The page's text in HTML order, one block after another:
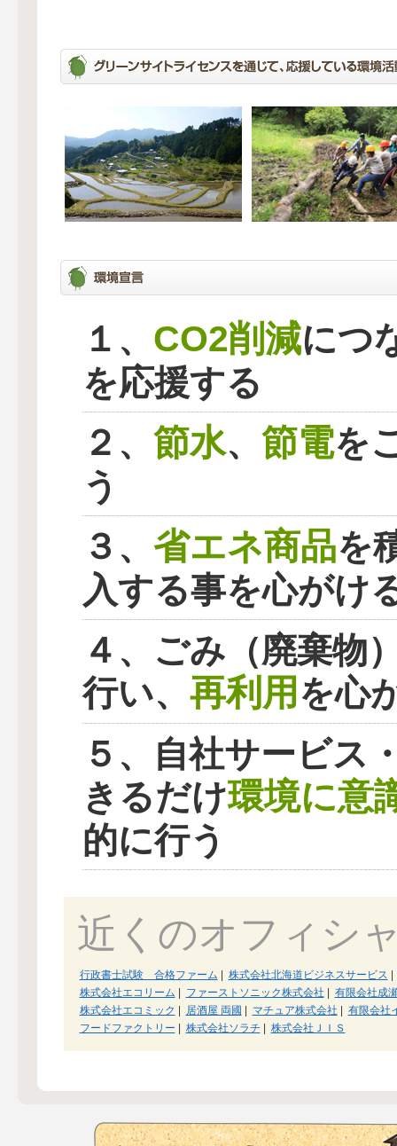
１、 CO2削減につ
を応援する
２、 節水、 節電を
う
３、 省エネ商品を
入する事を心がけ
４、ごみ（廃棄物
行い、 再利用を心
５、自社サービス
きるだけ環境に意
的に行う
近くのオフィシ
行政書士試験 合格ファーム 株式会社北海道ビジネスサービス
株式会社エコリーム
ファーストソニック株式会社
有限会社成
株式会社エコミック
居酒屋 両國 マチュア株式会社
有限会社
フードファクトリー
株式会社ソラチ 株式会社ＪＩＳ